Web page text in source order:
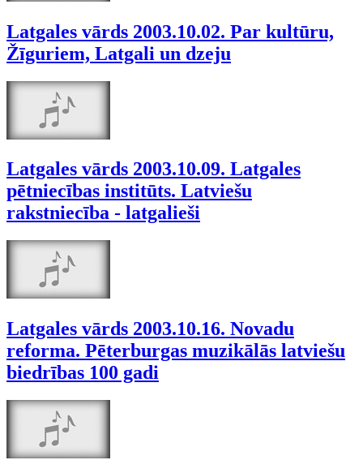
Latgales vārds 2003.10.02. Par kultūru,
Žīguriem, Latgali un dzeju
Latgales vārds 2003.10.09. Latgales
pētniecības institūts. Latviešu
rakstniecība - latgalieši
Latgales vārds 2003.10.16. Novadu
reforma. Pēterburgas muzikālās latviešu
biedrības 100 gadi